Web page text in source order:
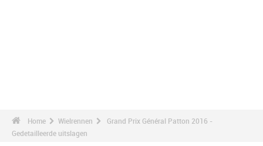
Home Wielrennen
Grand Prix Général Patton 2016 -
Gedetailleerde uitslagen